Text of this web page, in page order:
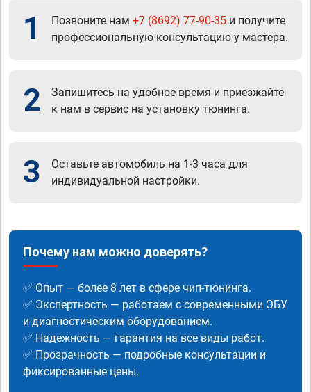
1 Позвоните нам +7 (8692) 77-90-35 и получите
профессиональную консультацию у мастера.
2
Запишитесь на удобное время и приезжайте
к нам в сервис на установку тюнинга.
3
Оставьте автомобиль на 1-3 часа для
индивидуальной настройки.
Почему нам можно доверять?
✅ Опыт — более 8 лет в сфере чип-тюнинга.
✅ Экспертность — работаем с современными ЭБУ
и диагностическим оборудованием.
✅ Надежность — гарантия на все виды работ.
✅ Прозрачность — подробные консультации и
фиксированные цены.